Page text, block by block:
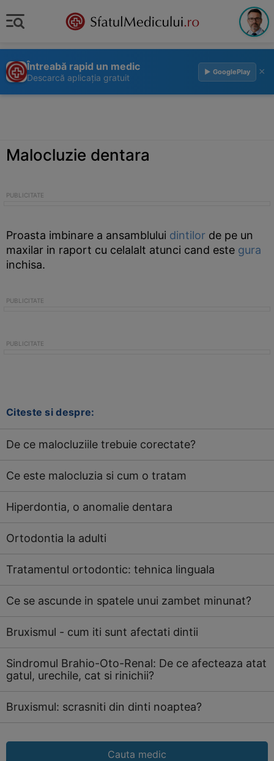
Întreabă rapid un medic
Descarcă aplicația gratuit
▶ GooglePlay ×
Malocluzie dentara
Proasta imbinare a ansamblului dintilor de pe un
maxilar in raport cu celalalt atunci cand este gura
inchisa.
Citeste si despre:
De ce malocluziile trebuie corectate?
Ce este malocluzia si cum o tratam
Hiperdontia, o anomalie dentara
Ortodontia la adulti
Tratamentul ortodontic: tehnica linguala
Ce se ascunde in spatele unui zambet minunat?
Bruxismul - cum iti sunt afectati dintii
Sindromul Brahio-Oto-Renal: De ce afecteaza atat
gatul, urechile, cat si rinichii?
Bruxismul: scrasniti din dinti noaptea?
Cauta medic